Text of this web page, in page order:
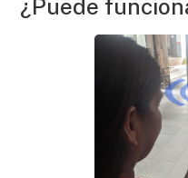
¿Puede